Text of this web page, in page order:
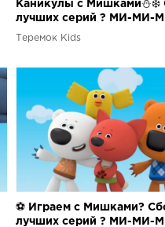
Каникулы с Мишками⛄❄️
лучших серий ? МИ-МИ-
Теремок Kids
⚽ Играем с Мишками?
лучших серий ? МИ-МИ-